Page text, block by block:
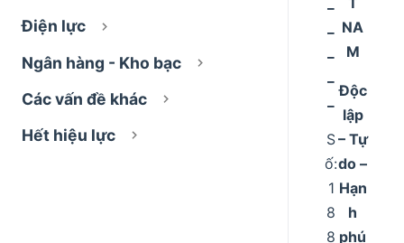
Điện lực
Ngân hàng - Kho bạc
Các vấn đề khác
Hết hiệu lực
S
ố:
1
8
8
NA
M
Độc
lập
– Tự
do –
Hạn
h
phú